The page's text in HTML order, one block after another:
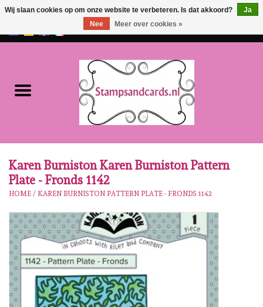
EUR/GBP
NIEUW!!
Workshops
Onze Merken
Mallen
Karen Burniston Karen Burniston Pattern
Plate - Fronds 1142
HOME / KAREN BURNISTON PATTERN PLATE - FRONDS 1142
Wij slaan cookies op om onze website te verbeteren. Is dat akkoord?
Ja
Nee
Meer over cookies »